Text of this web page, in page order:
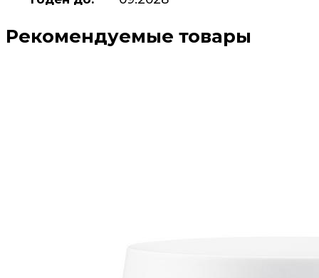
Рекомендуемые товары